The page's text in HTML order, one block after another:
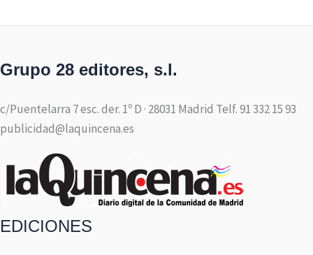
Grupo 28 editores, s.l.
c/Puentelarra 7 esc. der. 1º D · 28031 Madrid Telf. 91 332 15 93
publicidad@laquincena.es
EDICIONES